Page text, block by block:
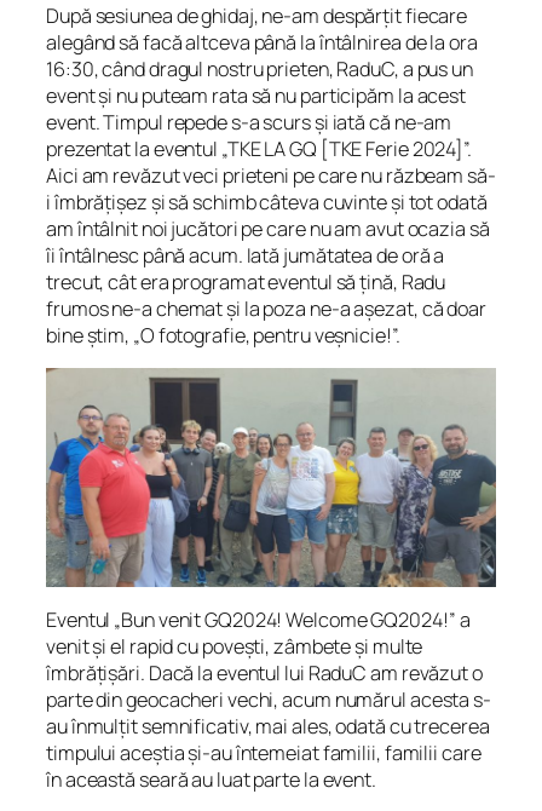
După sesiunea de ghidaj, ne-am despărțit fiecare
alegând să facă altceva până la întâlnirea de la ora
16:30, când dragul nostru prieten, RaduC, a pus un
event și nu puteam rata să nu participăm la acest
event. Timpul repede s-a scurs și iată că ne-am
prezentat la eventul „TKE LA GQ [TKE Ferie 2024]”.
Aici am revăzut veci prieteni pe care nu răzbeam să-
i îmbrățișez și să schimb câteva cuvinte și tot odată
am întâlnit noi jucători pe care nu am avut ocazia să
îi întâlnesc până acum. Iată jumătatea de oră a
trecut, cât era programat eventul să țină, Radu
frumos ne-a chemat și la poza ne-a așezat, că doar
bine știm, „O fotografie, pentru veșnicie!”.
Eventul „Bun venit GQ2024! Welcome GQ2024!” a
venit și el rapid cu povești, zâmbete și multe
îmbrățișări. Dacă la eventul lui RaduC am revăzut o
parte din geocacheri vechi, acum numărul acesta s-
au înmulțit semnificativ, mai ales, odată cu trecerea
timpului aceștia și-au întemeiat familii, familii care
în această seară au luat parte la event.